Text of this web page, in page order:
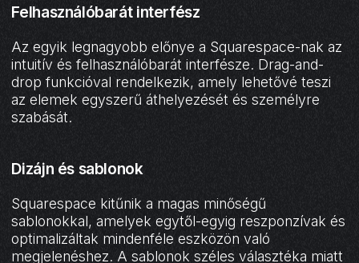
Felhasználóbarát interfész
Az egyik legnagyobb előnye a Squarespace-nak az
intuitív és felhasználóbarát interfésze. Drag-and-
drop funkcióval rendelkezik, amely lehetővé teszi
az elemek egyszerű áthelyezését és személyre
szabását.
Dizájn és sablonok
Squarespace kitűnik a magas minőségű
sablonokkal, amelyek egytől-egyig reszponzívak és
optimalizáltak mindenféle eszközön való
megjelenéshez. A sablonok széles választéka miatt